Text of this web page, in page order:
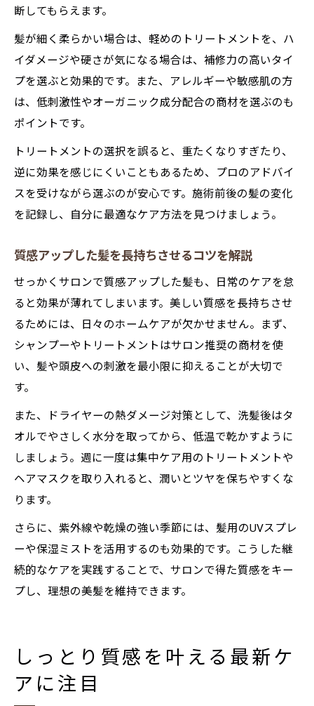
断してもらえます。
髪が細く柔らかい場合は、軽めのトリートメントを、ハ
イダメージや硬さが気になる場合は、補修力の高いタイ
プを選ぶと効果的です。また、アレルギーや敏感肌の方
は、低刺激性やオーガニック成分配合の商材を選ぶのも
ポイントです。
トリートメントの選択を誤ると、重たくなりすぎたり、
逆に効果を感じにくいこともあるため、プロのアドバイ
スを受けながら選ぶのが安心です。施術前後の髪の変化
を記録し、自分に最適なケア方法を見つけましょう。
質感アップした髪を長持ちさせるコツを解説
せっかくサロンで質感アップした髪も、日常のケアを怠
ると効果が薄れてしまいます。美しい質感を長持ちさせ
るためには、日々のホームケアが欠かせません。まず、
シャンプーやトリートメントはサロン推奨の商材を使
い、髪や頭皮への刺激を最小限に抑えることが大切で
す。
また、ドライヤーの熱ダメージ対策として、洗髪後はタ
オルでやさしく水分を取ってから、低温で乾かすように
しましょう。週に一度は集中ケア用のトリートメントや
ヘアマスクを取り入れると、潤いとツヤを保ちやすくな
ります。
さらに、紫外線や乾燥の強い季節には、髪用のUVスプレ
ーや保湿ミストを活用するのも効果的です。こうした継
続的なケアを実践することで、サロンで得た質感をキー
プし、理想の美髪を維持できます。
しっとり質感を叶える最新ケ
アに注目